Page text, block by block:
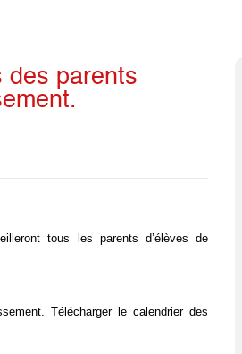
des parents
tous les parents d’élèves de
Télécharger le calendrier des